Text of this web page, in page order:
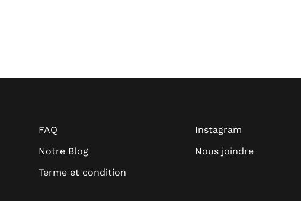
FAQ
Notre Blog
Terme et condition
Instagram
Nous joindre